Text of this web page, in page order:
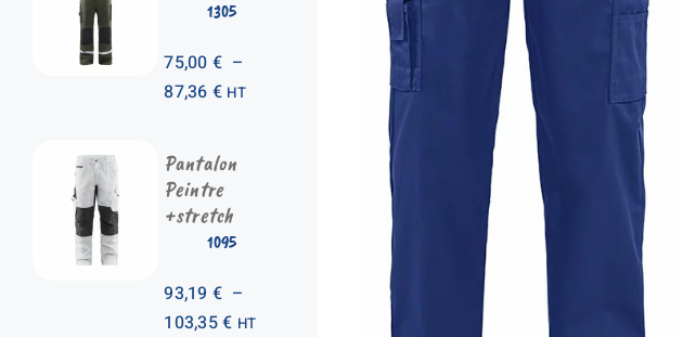
1305
75,00 € –
87,36 €Plage
75,00 €
à
87,36 €
HT
1095
Pantalon
Peintre
+stretch
93,19 € –
103,35€Plage
HT